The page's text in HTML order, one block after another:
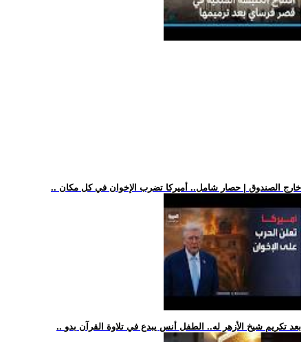
.. خارج الصندوق | حصار شامل.. أميركا تضرب الإخوان في كل مكان
.. بعد تكريم شيخ الأزهر له.. الطفل أنس يبدع في تلاوة القرآن بدو